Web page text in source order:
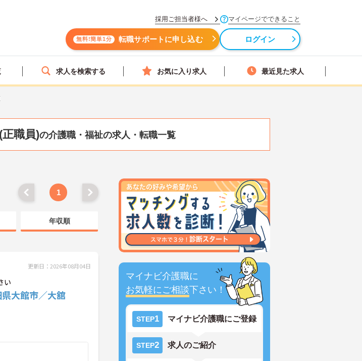
採用ご担当者様へ マイページでできること
無料!簡単1分 転職サポートに申し込む ログイン
求人を検索する お気に入り求人 最近見た求人
職員)の介護職・福祉の求人・転職一覧
マイナビ介護職に
お気軽にご相談下さい！
STEP1 マイナビ介護職にご登録
STEP2 求人のご紹介
1
年収順
更新日：2026年08月04日
い
大館市／大舘